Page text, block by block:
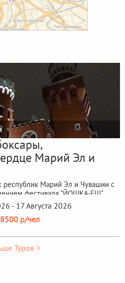
Марий Эл и
республик Марий Эл и Чувашии с
фестиваля "ЙОШКА-ЕШ"
- 17 Августа 2026
р/чел
Туров >